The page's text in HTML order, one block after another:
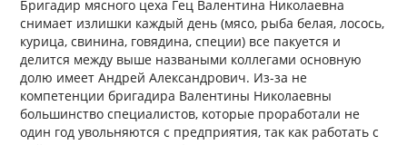
Бригадир мясного цеха Гец Валентина Николаевна
снимает излишки каждый день (мясо, рыба белая, лосось,
курица, свинина, говядина, специи) все пакуется и
делится между выше назваными коллегами основную
долю имеет Андрей Александрович. Из-за не
компетенции бригадира Валентины Николаевны
большинство специалистов, которые проработали не
один год увольняются с предприятия, так как работать с